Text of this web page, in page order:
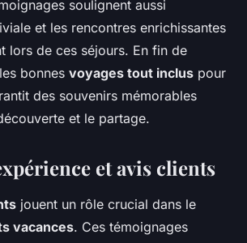
soulignent aussi
et les rencontres enrichissantes
lors de ces séjours. En fin de
bonnes voyages tout inclus pour
des souvenirs mémorables
et le partage.
et avis clients
jouent un rôle crucial dans le
vacances. Ces témoignages